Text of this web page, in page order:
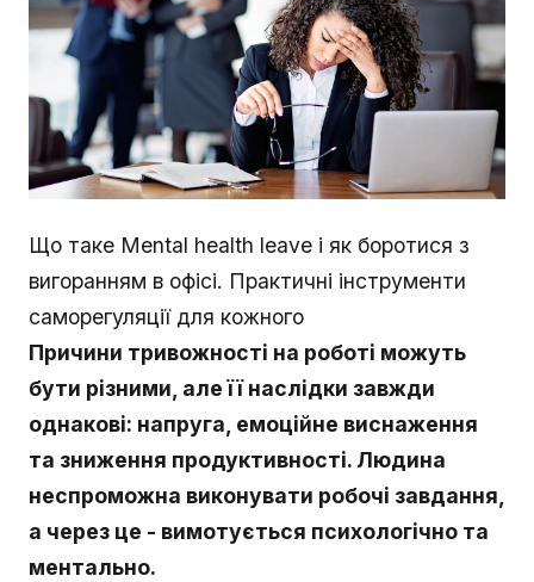
Що таке Mental health leave і як боротися з
вигоранням в офісі. Практичні інструменти
саморегуляції для кожного
Причини тривожності на роботі можуть
бути різними, але її наслідки завжди
однакові: напруга, емоційне виснаження
та зниження продуктивності. Людина
неспроможна виконувати робочі завдання,
а через це - вимотується психологічно та
ментально.